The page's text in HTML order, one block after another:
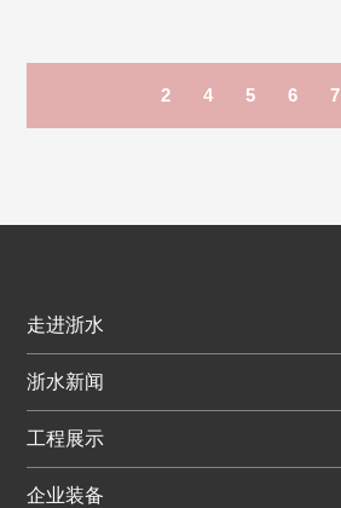
2 4 5 6 7
走进浙水
浙水新闻
工程展示
企业装备